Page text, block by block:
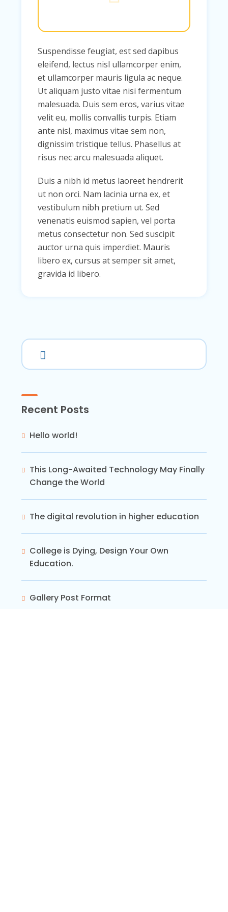
Suspendisse feugiat, est sed dapibus
eleifend, lectus nisl ullamcorper enim,
et ullamcorper mauris ligula ac neque.
Ut aliquam justo vitae nisi fermentum
malesuada. Duis sem eros, varius vitae
velit eu, mollis convallis turpis. Etiam
ante nisl, maximus vitae sem non,
dignissim tristique tellus. Phasellus at
risus nec arcu malesuada aliquet.
Duis a nibh id metus laoreet hendrerit
ut non orci. Nam lacinia urna ex, et
vestibulum nibh pretium ut. Sed
venenatis euismod sapien, vel porta
metus consectetur non. Sed suscipit
auctor urna quis imperdiet. Mauris
libero ex, cursus at semper sit amet,
gravida id libero.
Recent Posts
Hello world!
This Long-Awaited Technology May Finally
Change the World
The digital revolution in higher education
College is Dying, Design Your Own
Education.
Gallery Post Format